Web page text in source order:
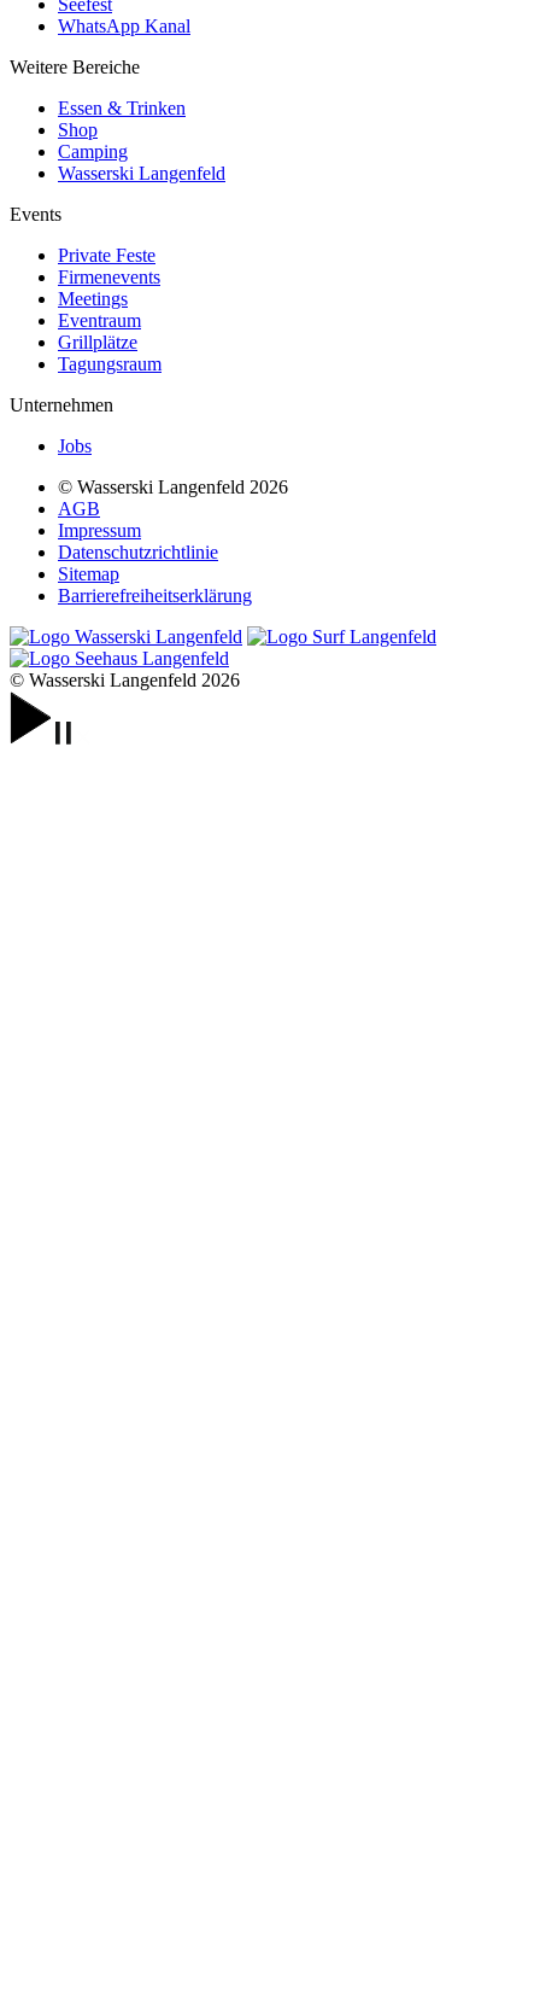
Seefest
WhatsApp Kanal
Weitere Bereiche
Essen & Trinken
Shop
Camping
Wasserski Langenfeld
Events
Private Feste
Firmenevents
Meetings
Eventraum
Grillplätze
Tagungsraum
Unternehmen
Jobs
© Wasserski Langenfeld 2026
AGB
Impressum
Datenschutzrichtlinie
Sitemap
Barrierefreiheits­erklärung
© Wasserski Langenfeld 2026